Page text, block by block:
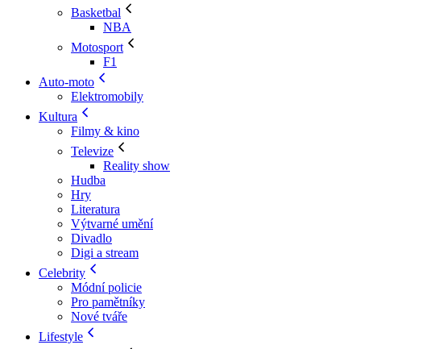
Basketbal
NBA
Motosport
F1
Auto-moto
Elektromobily
Kultura
Filmy & kino
Televize
Reality show
Hudba
Hry
Literatura
Výtvarné umění
Divadlo
Digi a stream
Celebrity
Módní policie
Pro pamětníky
Nové tváře
Lifestyle